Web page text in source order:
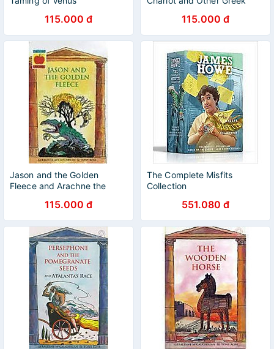
115.000 đ 115.000 đ
Jason and the Golden
Fleece and Arachne the
115.000 đ
The Complete Misfits
Collection
551.080 đ